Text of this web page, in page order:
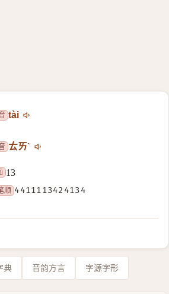
tài
ㄊㄞˋ
13
顺 4411113424134
典 音韵方言 字源字形